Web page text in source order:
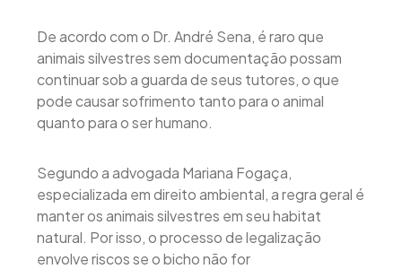
De acordo com o Dr. André Sena, é raro que
animais silvestres sem documentação possam
continuar sob a guarda de seus tutores, o que
pode causar sofrimento tanto para o animal
quanto para o ser humano.
Segundo a advogada Mariana Fogaça,
especializada em direito ambiental, a regra geral é
manter os animais silvestres em seu habitat
natural. Por isso, o processo de legalização
envolve riscos se o bicho não for